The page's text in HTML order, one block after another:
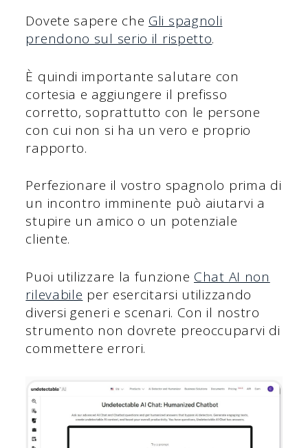
Dovete sapere che Gli spagnoli
prendono sul serio il rispetto.
È quindi importante salutare con
cortesia e aggiungere il prefisso
corretto, soprattutto con le persone
con cui non si ha un vero e proprio
rapporto.
Perfezionare il vostro spagnolo prima di
un incontro imminente può aiutarvi a
stupire un amico o un potenziale
cliente.
Puoi utilizzare la funzione Chat AI non
rilevabile per esercitarsi utilizzando
diversi generi e scenari. Con il nostro
strumento non dovrete preoccuparvi di
commettere errori.